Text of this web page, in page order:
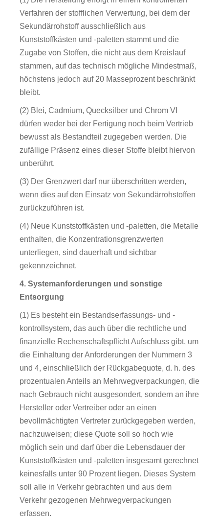
Verfahren der stofflichen Verwertung, bei dem der
Sekundärrohstoff ausschließlich aus
Kunststoffkästen und -paletten stammt und die
Zugabe von Stoffen, die nicht aus dem Kreislauf
stammen, auf das technisch mögliche Mindestmaß,
höchstens jedoch auf 20 Masseprozent beschränkt
bleibt.
(2) Blei, Cadmium, Quecksilber und Chrom VI
dürfen weder bei der Fertigung noch beim Vertrieb
bewusst als Bestandteil zugegeben werden. Die
zufällige Präsenz eines dieser Stoffe bleibt hiervon
unberührt.
(3) Der Grenzwert darf nur überschritten werden,
wenn dies auf den Einsatz von Sekundärrohstoffen
zurückzuführen ist.
(4) Neue Kunststoffkästen und -paletten, die Metalle
enthalten, die Konzentrationsgrenzwerten
unterliegen, sind dauerhaft und sichtbar
gekennzeichnet.
4. Systemanforderungen und sonstige
Entsorgung
(1) Es besteht ein Bestandserfassungs- und -
kontrollsystem, das auch über die rechtliche und
finanzielle Rechenschaftspflicht Aufschluss gibt, um
die Einhaltung der Anforderungen der Nummern 3
und 4, einschließlich der Rückgabequote, d. h. des
prozentualen Anteils an Mehrwegverpackungen, die
nach Gebrauch nicht ausgesondert, sondern an ihre
Hersteller oder Vertreiber oder an einen
bevollmächtigten Vertreter zurückgegeben werden,
nachzuweisen; diese Quote soll so hoch wie
möglich sein und darf über die Lebensdauer der
Kunststoffkästen und -paletten insgesamt gerechnet
keinesfalls unter 90 Prozent liegen. Dieses System
soll alle in Verkehr gebrachten und aus dem
Verkehr gezogenen Mehrwegverpackungen
erfassen.